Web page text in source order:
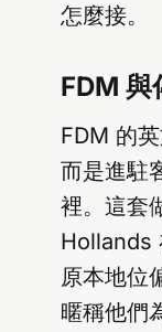
怎麼接。
FDM 與
FDM 的
而是進駐
裡。這套
Hollands
原本地位
暱稱他們